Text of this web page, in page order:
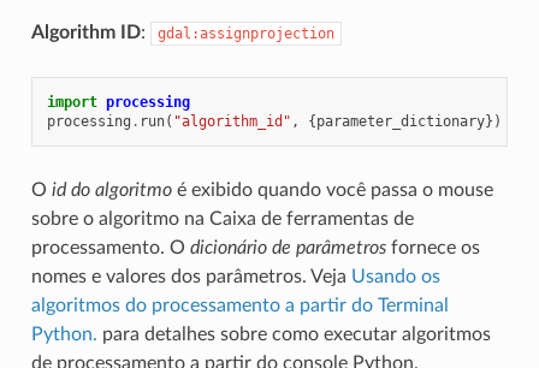
Algorithm ID: gdal:assignprojection
import processing
processing . run( "algorithm_id" , {parameter_dictionary})
O id do algoritmoé exibido quando você passa o mouse
sobre o algoritmo na Caixa de ferramentas de
processamento. O dicionário de parâmetrosfornece os
nomes e valores dos parâmetros. Veja Usando os
algoritmos do processamento a partir do Terminal
Python. para detalhes sobre como executar algoritmos
de processamento a partir do console Python.